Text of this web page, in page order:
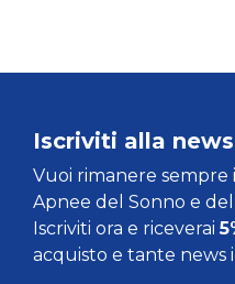
Iscriviti alla
Vuoi rimanere
Apnee del Sonno e
Iscriviti ora e riceverai
acquisto e tante news